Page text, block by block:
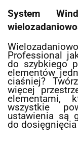
System
Professional
do szybkiego
elementów
ciaśniej?
więcej
elementami,
wszystkie
ustawienia są
do dosięgnięcia